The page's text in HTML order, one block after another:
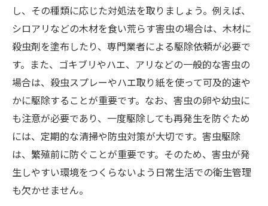
し、その種類に応じた対処法を取りましょう。例えば、
シロアリなどの木材を食い荒らす害虫の場合は、木材に
殺虫剤を塗布したり、専門業者による駆除依頼が必要で
す。また、ゴキブリやハエ、アリなどの一般的な害虫の
場合は、殺虫スプレーやハエ取り紙を使って可及的速や
かに駆除することが重要です。なお、害虫の卵や幼虫に
も注意が必要であり、一度駆除しても再発生を防ぐため
には、定期的な清掃や防虫対策が大切です。害虫駆除
は、繁殖前に防ぐことが重要です。そのため、害虫が発
生しやすい環境をつくらないよう日常生活での衛生管理
も欠かせません。